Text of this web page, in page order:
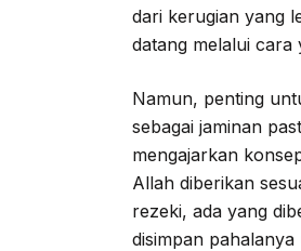
dari kerugian yang
datang melalui cara
Namun, penting
sebagai jaminan
mengajarkan
Allah diberikan
rezeki, ada yang
disimpan